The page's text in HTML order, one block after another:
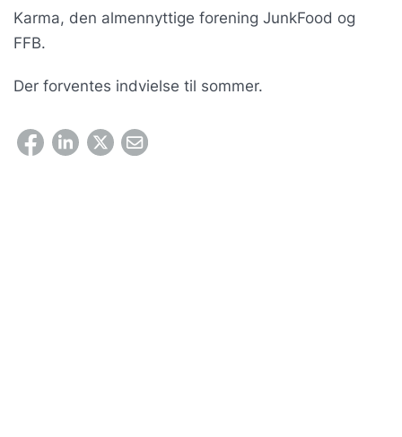
Karma, den almennyttige forening JunkFood og
FFB.
Der forventes indvielse til sommer.